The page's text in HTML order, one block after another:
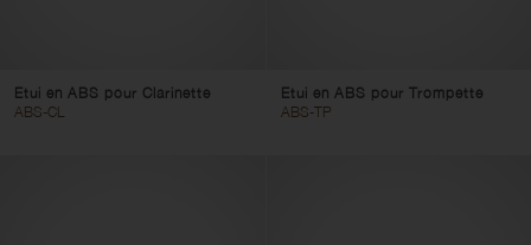
Etui en ABS pour Clarinette
ABS-CL
Etui en ABS pour Trompette
ABS-TP